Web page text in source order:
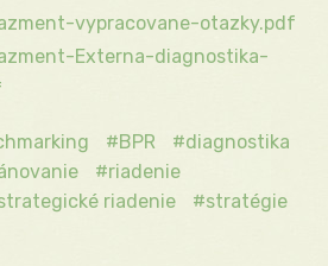
vypracovane-otazky.pdf
Externa-diagnostika-
BPR
diagnostika
riadenie
riadenie
stratégie